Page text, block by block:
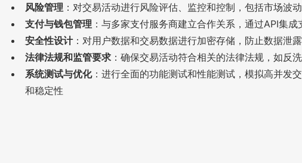
风险管理 ：对交易活动进行风险评估、监控和控制，包括市场波
支付与钱包管理 ：与多家支付服务商建立合作关系，通过API集
安全性设计：对用户数据和交易数据进行加密存储，防止数据泄
法律法规和监管要求 ：确保交易活动符合相关的法律法规，如反
系统测试与优化：进行全面的功能测试和性能测试，模拟高并发
和稳定性